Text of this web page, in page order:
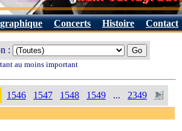
Concerts Histoire Contact
:
au moins important
1546 1547 1548 1549 ... 2349